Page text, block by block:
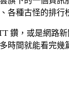
各種古怪的排
鑽，或是網路
時間就能看完幾